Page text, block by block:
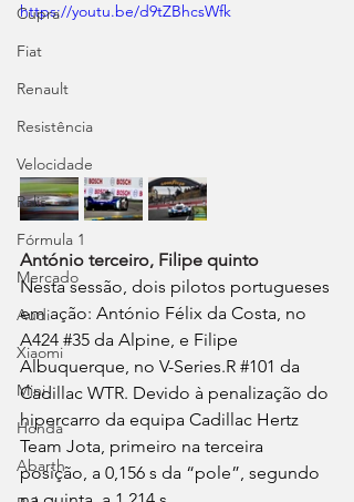
Cupra
Fiat
Renault
Resistência
Velocidade
Ralis
Fórmula 1
Mercado
Audi
Xiaomi
Mini
Honda
Abarth
https://youtu.be/d9tZBhcsWfk
António terceiro, Filipe quinto
Nesta sessão, dois pilotos portugueses
em ação: António Félix da Costa, no
A424 #35 da Alpine, e Filipe
Albuquerque, no V-Series.R #101 da
Cadillac WTR. Devido à penalização do
hipercarro da equipa Cadillac Hertz
Team Jota, primeiro na terceira
posição, a 0,156 s da “pole”, segundo